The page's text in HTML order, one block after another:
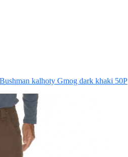
Bushman kalhoty Gmog dark khaki 50P